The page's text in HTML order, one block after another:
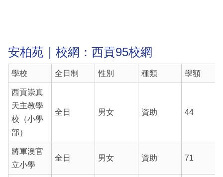
安柏苑｜校網：西貢95校網
學校 全日制 性別 種類 學額
西貢崇真
天主教學
校（小學
部）
全日 男女 資助 44
將軍澳官
立小學
全日 男女 資助 71